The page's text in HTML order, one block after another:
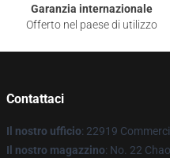
Garanzia internazionale
Offerto nel paese di utilizzo
Contattaci
Il nostro ufficio: 22919
Il nostro magazzino: No. 22